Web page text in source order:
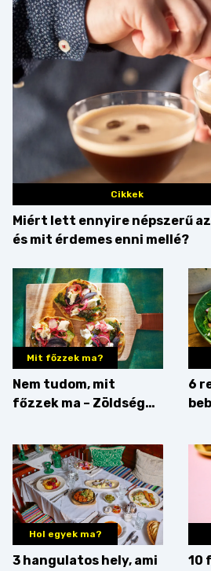
Cikkek
Miért lett ennyire népszerű
és mit érdemes enni mellé?
Mit főzzek ma?
Nem tudom, mit
főzzek ma – Zöldség
6
Hol egyek ma?
3 hangulatos hely, ami
10